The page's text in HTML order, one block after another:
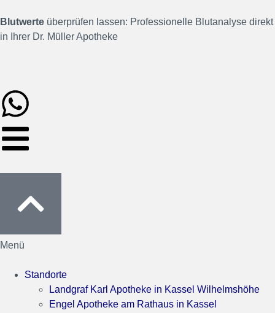
zum
MenüDirekt
Blutwerte überprüfen lassen: Professionelle Blutanalyse direkt
in Ihrer Dr. Müller Apotheke
Menü
Standorte
Landgraf Karl Apotheke in Kassel Wilhelmshöhe
Engel Apotheke am Rathaus in Kassel